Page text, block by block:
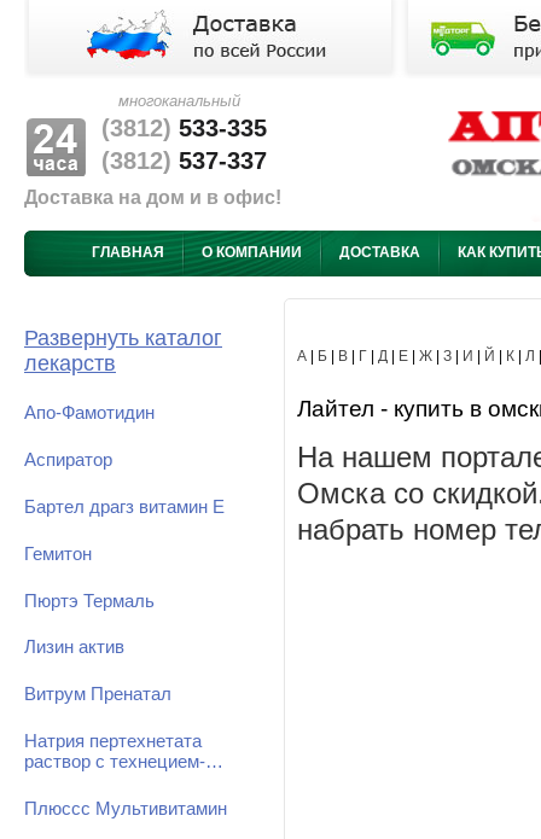
многоканальный
(3812) 533-335
(3812) 537-337
Доставка на дом и в офис!
ГЛАВНАЯ О КОМПАНИИ ДОСТАВКА КАК
Развернуть каталог
лекарств
Апо-Фамотидин
Аспиратор
Бартел драгз витамин Е
Гемитон
Пюртэ Термаль
Лизин актив
Витрум Пренатал
Натрия пертехнетата
раствор с технецием-…
Плюссс Мультивитамин
А Б В Г Д Е Ж З И Й К Л
Лайтел - купить в
На нашем
Омска со
набрать номер